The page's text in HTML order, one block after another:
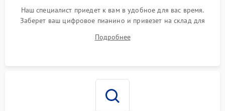
Наш специалист приедет к вам в удобное для вас время.
Заберет ваш цифровое пианино и привезет на склад для
Подробнее